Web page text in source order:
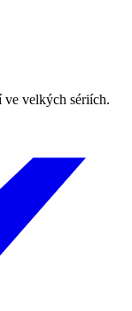
ve velkých sériích.